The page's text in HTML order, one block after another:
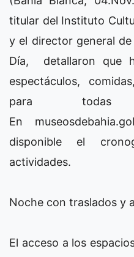
titular del Instituto
y el director general
Día, detallaron que
espectáculos,
para todas
En
disponible el
actividades.
Noche con traslados y
El acceso a los